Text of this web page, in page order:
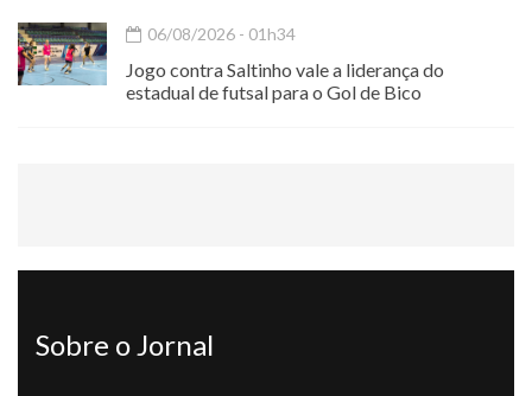
06/08/2026 - 01h34
Jogo contra Saltinho vale a liderança do
estadual de futsal para o Gol de Bico
Sobre o Jornal